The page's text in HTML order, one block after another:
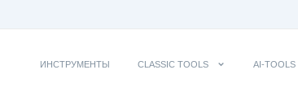
ИНСТРУМЕНТЫ CLASSIC TOOLS AI-TOOLS